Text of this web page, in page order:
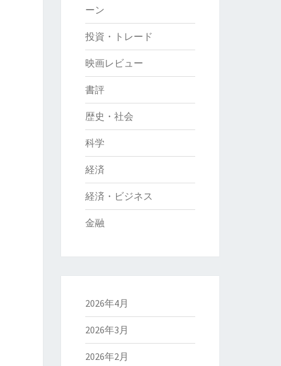
ーン
投資・トレード
映画レビュー
書評
歴史・社会
科学
経済
経済・ビジネス
金融
2026年4月
2026年3月
2026年2月